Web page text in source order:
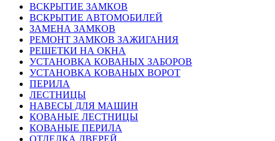
ВСКРЫТИЕ ЗАМКОВ
ВСКРЫТИЕ АВТОМОБИЛЕЙ
ЗАМЕНА ЗАМКОВ
РЕМОНТ ЗАМКОВ ЗАЖИГАНИЯ
РЕШЕТКИ НА ОКНА
УСТАНОВКА КОВАНЫХ ЗАБОРОВ
УСТАНОВКА КОВАНЫХ ВОРОТ
ПЕРИЛА
ЛЕСТНИЦЫ
НАВЕСЫ ДЛЯ МАШИН
КОВАНЫЕ ЛЕСТНИЦЫ
КОВАНЫЕ ПЕРИЛА
ОТДЕЛКА ДВЕРЕЙ